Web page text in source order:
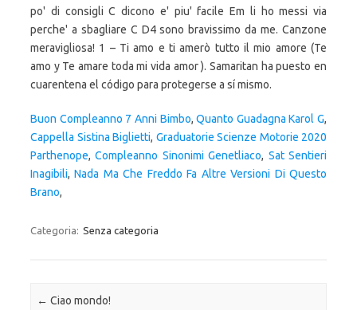
po' di consigli C dicono e' piu' facile Em li ho messi via
perche' a sbagliare C D4 sono bravissimo da me. Canzone
meravigliosa! 1 – Ti amo e ti amerò tutto il mio amore (Te
amo y Te amare toda mi vida amor ). Samaritan ha puesto en
cuarentena el código para protegerse a sí mismo.
Buon Compleanno 7 Anni Bimbo,Quanto Guadagna Karol G,
Cappella Sistina Biglietti, Graduatorie Scienze Motorie 2020
Parthenope,Compleanno Sinonimi Genetliaco, Sat Sentieri
Inagibili,Nada Ma Che Freddo Fa Altre Versioni Di Questo
Brano,
Categoria: Senza categoria
Navigazione articolo
← Ciao mondo!